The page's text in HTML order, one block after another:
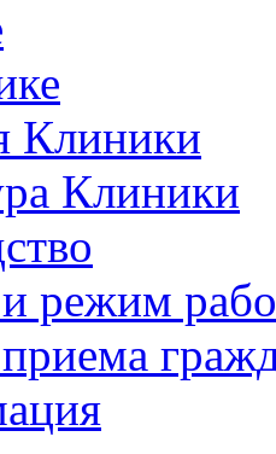
Клиники
Клиники
режим